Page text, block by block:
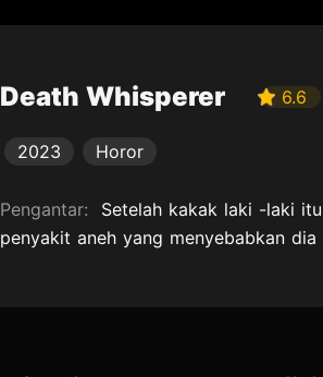
Death Whisperer 6.6
2023 Horor
Pengantar: Setelah kakak laki -laki
penyakit aneh yang menyebabkan